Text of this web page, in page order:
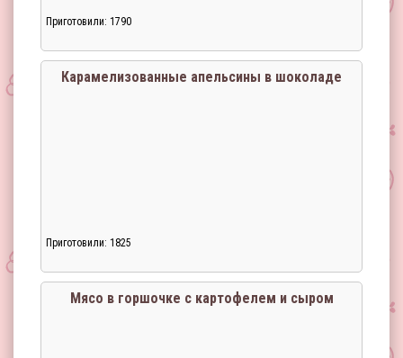
Приготовили: 1790
Карамелизованные апельсины в шоколаде
Приготовили: 1825
Мясо в горшочке с картофелем и сыром